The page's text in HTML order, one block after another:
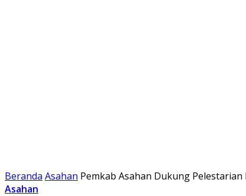
Beranda Asahan Pemkab Asahan Dukung
Asahan